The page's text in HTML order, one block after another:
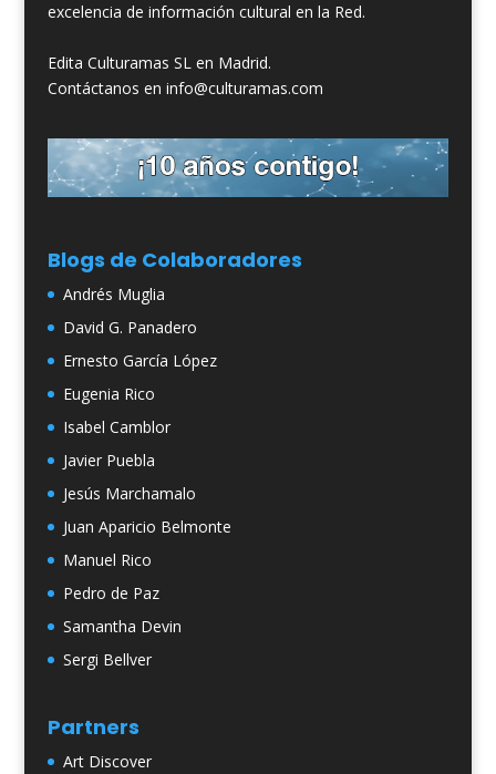
excelencia de información cultural en la Red.
Edita Culturamas SL en Madrid.
Contáctanos en info@culturamas.com
Blogs de Colaboradores
Andrés Muglia
David G. Panadero
Ernesto García López
Eugenia Rico
Isabel Camblor
Javier Puebla
Jesús Marchamalo
Juan Aparicio Belmonte
Manuel Rico
Pedro de Paz
Samantha Devin
Sergi Bellver
Partners
Art Discover